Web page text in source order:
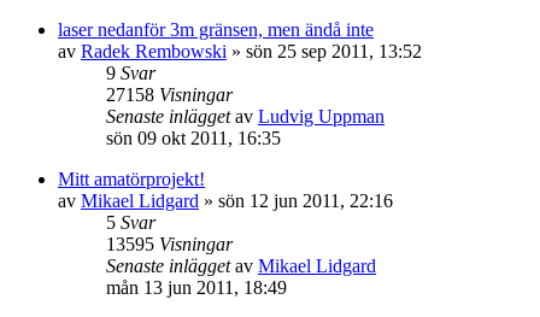
laser nedanför 3m gränsen, men ändå inte
av Radek Rembowski » sön 25 sep 2011, 13:52
9 Svar
27158 Visningar
Senaste inläggetav Ludvig Uppman
sön 09 okt 2011, 16:35
Mitt amatörprojekt!
av Mikael Lidgard » sön 12 jun 2011, 22:16
5 Svar
13595 Visningar
Senaste inläggetav Mikael Lidgard
mån 13 jun 2011, 18:49